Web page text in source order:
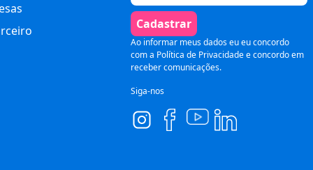
Cadastrar
Ao informar meus dados eu eu concordo
com a Política de Privacidadee concordo em
receber comunicações.
Siga-nos